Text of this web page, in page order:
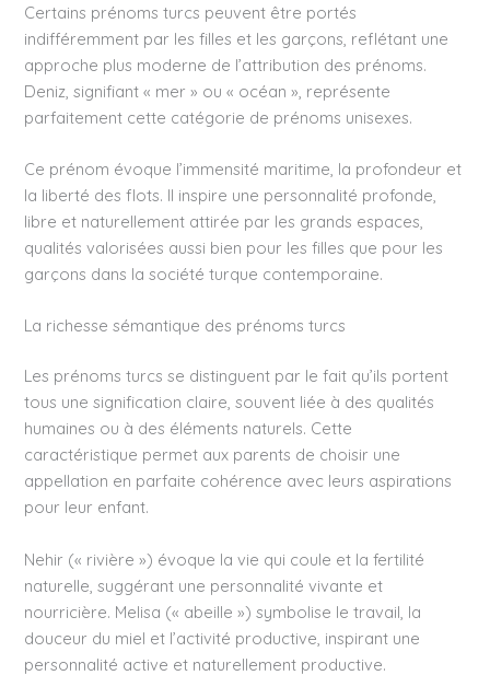
Certains prénoms turcs peuvent être portés
indifféremment par les filles et les garçons, reflétant une
approche plus moderne de l’attribution des prénoms.
Deniz, signifiant « mer » ou « océan », représente
parfaitement cette catégorie de prénoms unisexes.
Ce prénom évoque l’immensité maritime, la profondeur et
la liberté des flots. Il inspire une personnalité profonde,
libre et naturellement attirée par les grands espaces,
qualités valorisées aussi bien pour les filles que pour les
garçons dans la société turque contemporaine.
La richesse sémantique des prénoms turcs
Les prénoms turcs se distinguent par le fait qu’ils portent
tous une signification claire, souvent liée à des qualités
humaines ou à des éléments naturels. Cette
caractéristique permet aux parents de choisir une
appellation en parfaite cohérence avec leurs aspirations
pour leur enfant.
Nehir (« rivière ») évoque la vie qui coule et la fertilité
naturelle, suggérant une personnalité vivante et
nourricière. Melisa (« abeille ») symbolise le travail, la
douceur du miel et l’activité productive, inspirant une
personnalité active et naturellement productive.